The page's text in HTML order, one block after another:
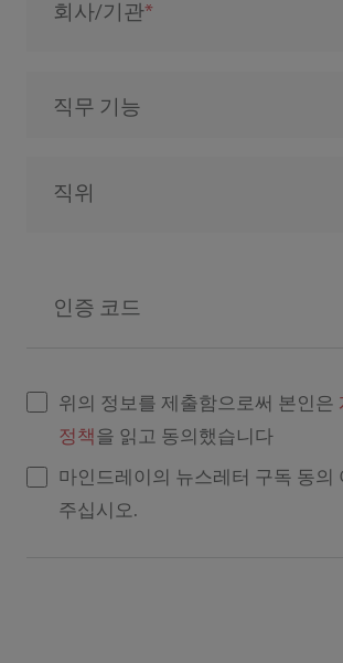
회사/기관
직무 기능
직위
인증 코드
위의 정보를 제출함으로써 본인은
정책을 읽고 동의했습니다
마인드레이의 뉴스레터 구독 동의
주십시오.